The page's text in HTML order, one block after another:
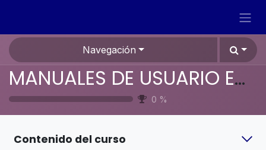
Navegación
MANUALES DE USUARIO EN ESPAÑOL ODOO 19
0 %
Contenido del curso